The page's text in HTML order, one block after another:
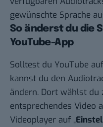
gewünschte Sprache
So änderst du die
YouTube-App
Solltest du YouTube
kannst du den
ändern. Dort wählst du
entsprechendes Video
Videoplayer auf „